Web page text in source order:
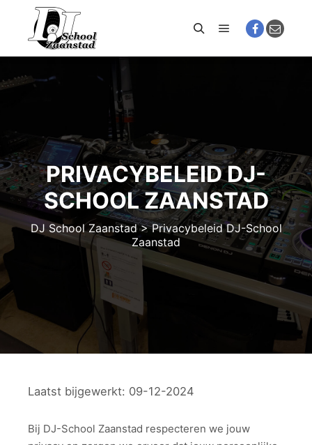
PRIVACYBELEID DJ-
SCHOOL ZAANSTAD
DJ School Zaanstad>Privacybeleid DJ-School
Zaanstad
Laatst bijgewerkt: 09-12-2024
Bij DJ-School Zaanstad respecteren we jouw